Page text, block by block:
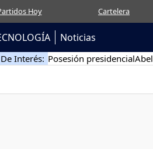
Hoy Cartelera
Noticias
De Interés: Posesión presidencial